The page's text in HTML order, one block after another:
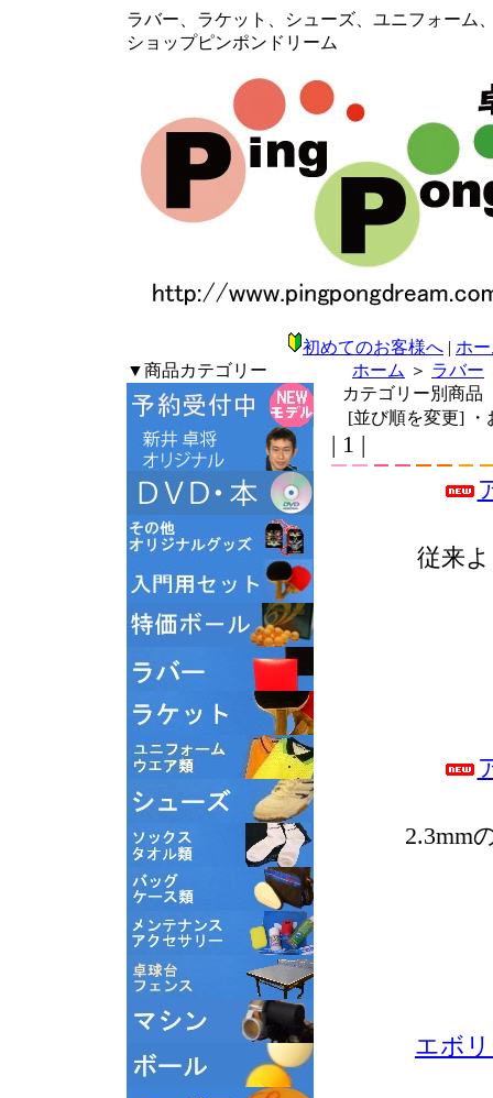
ラバー、ラケット、シューズ、ユニフォーム
ショップピンポンドリーム
初めてのお客様へ | ホ
▼商品カテゴリー
ホーム ＞ ラバー
カテゴリー別商品
[並び順を変更]
| 1 |
従来
2.3mm
エボ